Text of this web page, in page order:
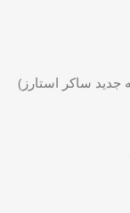
جدید ساکر استارز)